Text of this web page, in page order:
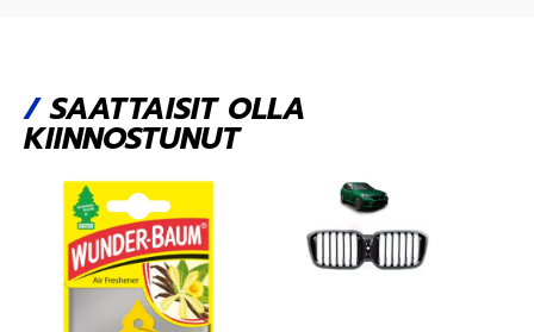
/SAATTAISIT OLLA
KIINNOSTUNUT